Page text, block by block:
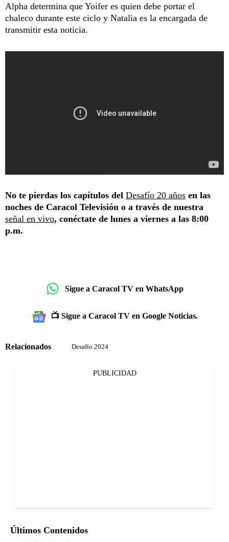
Alpha determina que Yoifer es quien debe portar el
chaleco durante este ciclo y Natalia es la encargada de
transmitir esta noticia.
No te pierdas los capítulos del Desafío 20 años en las
noches de Caracol Televisión o a través de nuestra
señal en vivo, conéctate de lunes a viernes a las 8:00
p.m.
Sigue a Caracol TV en WhatsApp
📺 Sigue a Caracol TV en Google Noticias.
Relacionados Desafío 2024
PUBLICIDAD
Últimos Contenidos